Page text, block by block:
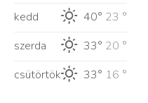
kedd
40° 23 °
szerda
33° 20 °
csütörtök
33° 16 °